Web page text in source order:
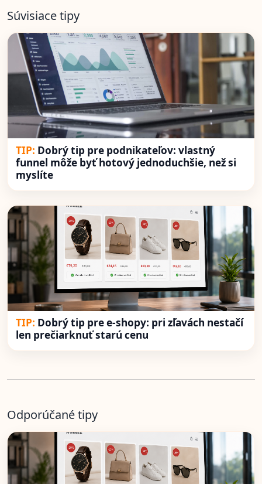
Súvisiace tipy
Dobrý tip pre podnikateľov: vlastný
funnel môže byť hotový jednoduchšie, než si
myslíte
Dobrý tip pre e-shopy: pri zľavách nestačí
len prečiarknuť starú cenu
Odporúčané tipy